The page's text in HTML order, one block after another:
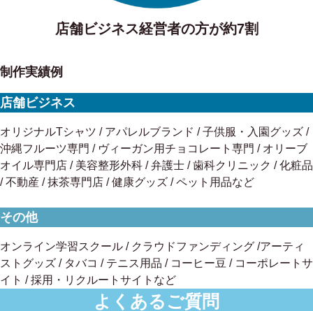
店舗ビジネス経営者の方が約7割
制作実績例
店舗ビジネス
オリジナルTシャツ / アパレルブランド / 子供服・入園グッズ /
沖縄フルーツ専門 / ヴィーガン用チョコレート専門 / オリーブ
オイル専門店 / 美容整形外科 / 弁護士 / 歯科クリニック / 化粧品
/ 不動産 / 抹茶専門店 / 健康グッズ / ペット用品など
その他
オンライン学習スクール / クラウドファンディング /アーティ
ストグッズ / タバコ / テニス用品 / コーヒー豆 / コーポレートサ
イト / 採用・リクルートサイトなど
よくあるご質問